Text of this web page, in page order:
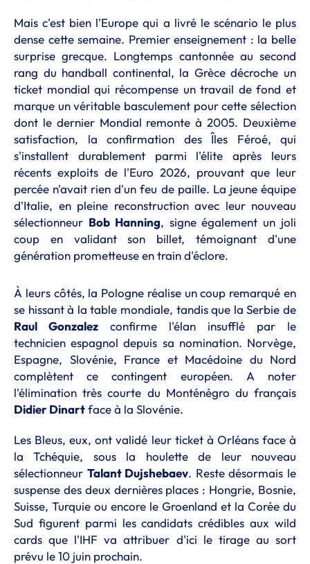
Mais c'est bien l'Europe qui a livré le scénario le plus
dense cette semaine. Premier enseignement : la belle
surprise grecque. Longtemps cantonnée au second
rang du handball continental, la Grèce décroche un
ticket mondial qui récompense un travail de fond et
marque un véritable basculement pour cette sélection
dont le dernier Mondial remonte à 2005. Deuxième
satisfaction, la confirmation des Îles Féroé, qui
s'installent durablement parmi l'élite après leurs
récents exploits de l'Euro 2026, prouvant que leur
percée n'avait rien d'un feu de paille. La jeune équipe
d'Italie, en pleine reconstruction avec leur nouveau
sélectionneur Bob Hanning, signe également un joli
coup en validant son billet, témoignant d'une
génération prometteuse en train d'éclore.
À leurs côtés, la Pologne réalise un coup remarqué en
se hissant à la table mondiale, tandis que la Serbie de
Raul Gonzalez confirme l'élan insufflé par le
technicien espagnol depuis sa nomination. Norvège,
Espagne, Slovénie, France et Macédoine du Nord
complètent ce contingent européen. A noter
l'élimination très courte du Monténégro du français
Didier Dinartface à la Slovénie.
Les Bleus, eux, ont validé leur ticket à Orléans face à
la Tchéquie, sous la houlette de leur nouveau
sélectionneur Talant Dujshebaev. Reste désormais le
suspense des deux dernières places : Hongrie, Bosnie,
Suisse, Turquie ou encore le Groenland et la Corée du
Sud figurent parmi les candidats crédibles aux wild
cards que l'IHF va attribuer d'ici le tirage au sort
prévu le 10 juin prochain.